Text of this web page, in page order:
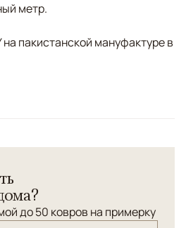
метр.
на пакистанской мануфактуре в
ковроткачества. Шерсть
до 50 ковров на примерку